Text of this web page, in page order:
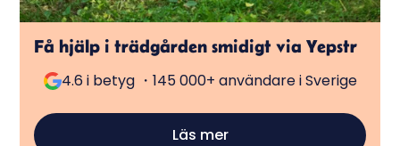
Få hjälp i trädgården smidigt via Yepstr
4.6 i betyg ・145 000+ användare i Sverige
Läs mer